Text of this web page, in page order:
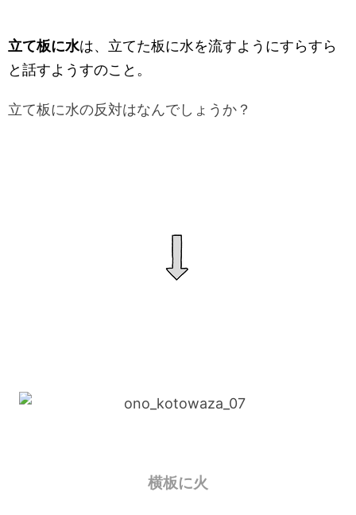
立て板に水は、立てた板に水を流すようにすらすら
と話すようすのこと。
立て板に水の反対はなんでしょうか？
横板に火